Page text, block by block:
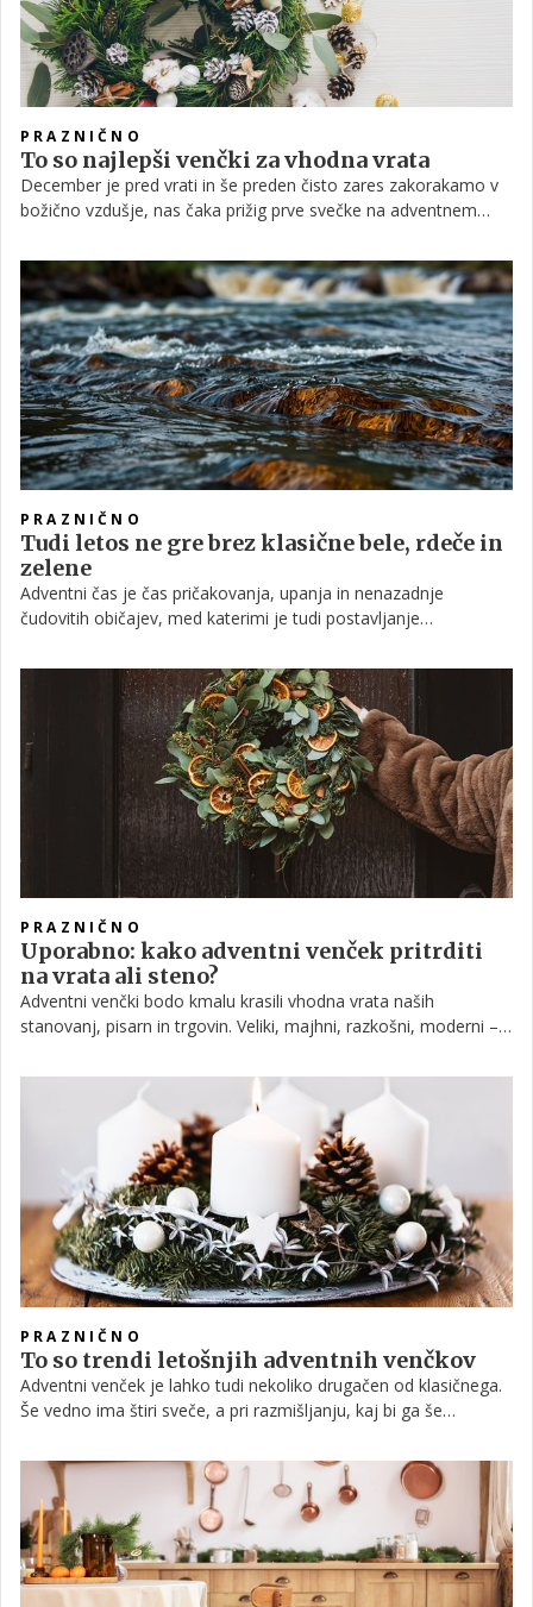
PRAZNIČNO
To so najlepši venčki za vhodna vrata
December je pred vrati in še preden čisto zares zakorakamo v
božično vzdušje, nas čaka prižig prve svečke na adventnem
takrat namreč praznujemo prvo adventno nedeljo. Tradicija
veleva, da mora biti adventni venček postavljen na mizo v
dnevni sobi ali jedilnici, na njem pa morajo biti štiri svečke,
vsaka za eno nedeljo, kolikor nas še loči do božiča. A če vam je
ljubša ideja venčka na vhodnih vratih, vam nihče ne bo
oporekal. Morda pa boste letos venček celo zamenjali za
čudovito dekoracijo iz naravnih materialov, izbira je popolnoma
vaša. Za lažjo odločitev smo pripravili izbor najlepših adventnih
venčkov, ki bodo polepšali vaše stanovanje in mu vnesli
praznični duh.
PRAZNIČNO
Tudi letos ne gre brez klasične bele, rdeče in
zelene
Adventni čas je čas pričakovanja, upanja in nenazadnje
čudovitih običajev, med katerimi je tudi postavljanje
'advent' pomeni prihod in v krščanski tradiciji simbolizira rojstvo
Jezusa, a kljub izvoru praznovanje božiča že dolgo ni več
omejeno na versko pripadnost. Adventni venček tako danes
predstavlja čudovito namizno ali pa visečo dekoracijo, ki nam
naznanja prihod božiča. Metka Sporiš, po izobrazbi agronom, ki
jo je pot zanesla v floristiko, nam je med drugim zaupala, koliko
tradicije danes sploh še ostaja v adventnih venčkih, kakšni so
letošnji trendi na tem področju in še marsikatero zanimivost.
PRAZNIČNO
Uporabno: kako adventni venček pritrditi
na vrata ali steno?
Adventni venčki bodo kmalu krasili vhodna vrata naših
stanovanj, pisarn in trgovin. Veliki, majhni, razkošni, moderni –
že vrsto let tudi v svetu božično-novoletnih dekoracij
postavljajo trendi in namigovanja, kateri so najbolj popularni
načini okrasitve stanovanj, drevesc in vsega, kar pritiče
decembrskemu vzdušju.
PRAZNIČNO
To so trendi letošnjih adventnih venčkov
Adventni venček je lahko tudi nekoliko drugačen od klasičnega.
Še vedno ima štiri sveče, a pri razmišljanju, kaj bi ga še
nekaj povsem unikatnega.